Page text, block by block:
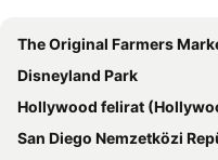
Hotel Indigo Los Angeles Downtown By Ihg
Regency Inn Los Angeles
Hyatt House LA - University Medical
Sofitel Los Angeles at Beverly
The Original Farmers
Disneyland Park
Hollywood felirat (Hollywood
San Diego Nemzetközi